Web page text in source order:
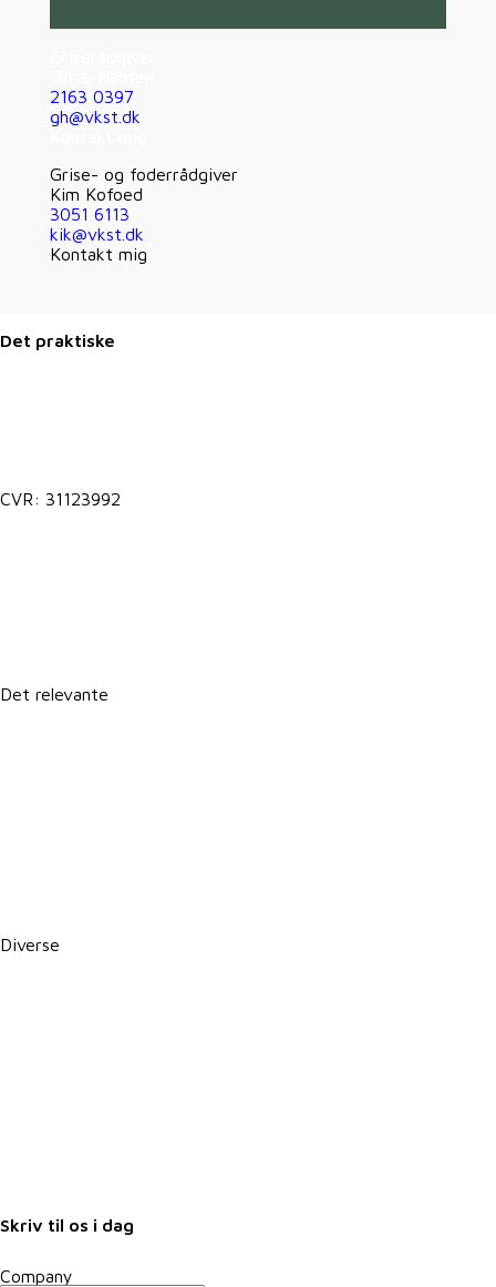
2163 0397
gh@vkst.dk
Grise- og foderrådgiver
Kim Kofoed
3051 6113
kik@vkst.dk
Kontakt mig
Det praktiske
CVR: 31123992
Det relevante
Diverse
Skriv til os i dag
Company